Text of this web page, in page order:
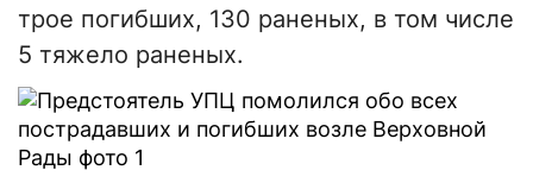
трое погибших, 130 раненых, в том числе
5 тяжело раненых.